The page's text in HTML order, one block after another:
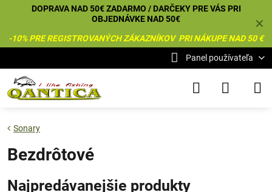
✕
DOPRAVA NAD 50€ ZADARMO / DARČEKY PRE VÁS PRI
OBJEDNÁVKE NAD 50€
-10% PRE REGISTROVANÝCH ZÁKAZNÍKOV PRI NÁKUPE NAD 50 €
Panel používateľa
Sonary
Bezdrôtové
Najpredávanejšie produkty